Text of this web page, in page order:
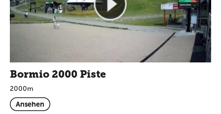
Bormio 2000 Piste
2000m
Ansehen